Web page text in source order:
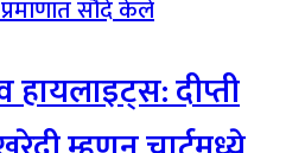
दीप्ती